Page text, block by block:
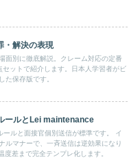
・解決の表現
面別に徹底解説。クレーム対応の定番
ットで紹介します。日本人学習者がビ
た保存版です。
ールとLei maintenance
ルと面接官個別送信が標準です。 イ
ルマナーで、一斉送信は逆効果になり
差まで完全テンプレ化します。